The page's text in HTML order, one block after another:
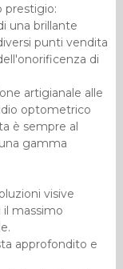
prestigio:
una brillante
punti vendita
di
artigianale alle
optometrico
è sempre al
gamma
visive
il massimo
approfondito e